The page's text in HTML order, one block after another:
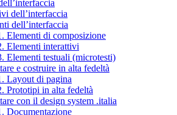
dell’interfaccia
dell’interfaccia
Elementi di composizione
Elementi interattivi
Elementi testuali (microtesti)
e costruire in alta fedeltà
Layout di pagina
Prototipi in alta fedeltà
con il design system .italia
Documentazione